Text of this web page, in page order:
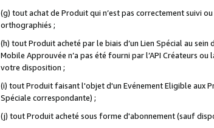
(g) tout achat de Produit qui n’est pas correctement suivi
orthographiés ;
(h) tout Produit acheté par le biais d’un Lien Spécial au
Mobile Approuvée n’a pas été fourni par l’API Créateurs
votre disposition ;
(i) tout Produit faisant l'objet d'un Evénement Eligible aux
Spéciale correspondante) ;
(j) tout Produit acheté sous forme d'abonnement (sauf